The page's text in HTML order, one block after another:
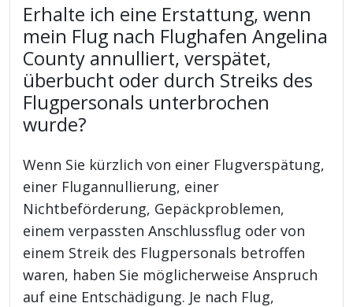
Erhalte ich eine Erstattung, wenn
mein Flug nach Flughafen Angelina
County annulliert, verspätet,
überbucht oder durch Streiks des
Flugpersonals unterbrochen
wurde?
Wenn Sie kürzlich von einer Flugverspätung,
einer Flugannullierung, einer
Nichtbeförderung, Gepäckproblemen,
einem verpassten Anschlussflug oder von
einem Streik des Flugpersonals betroffen
waren, haben Sie möglicherweise Anspruch
auf eine Entschädigung. Je nach Flug,